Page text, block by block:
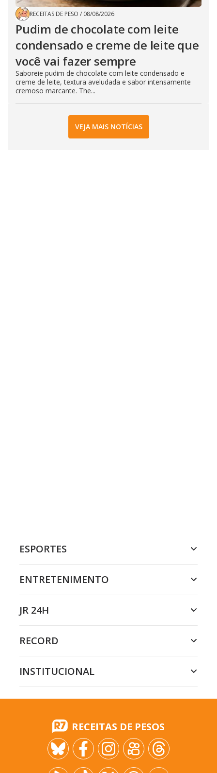
RECEITAS DE PESO / 08/08/2026
Pudim de chocolate com leite
condensado e creme de leite que
você vai fazer sempre
Saboreie pudim de chocolate com leite condensado e
creme de leite, textura aveludada e sabor intensamente
cremoso marcante. The...
VEJA MAIS NOTÍCIAS
ESPORTES
ENTRETENIMENTO
JR 24H
RECORD
INSTITUCIONAL
RECEITAS DE PESOS